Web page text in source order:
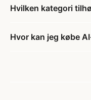
Hvilken kategori
Hvor kan jeg købe